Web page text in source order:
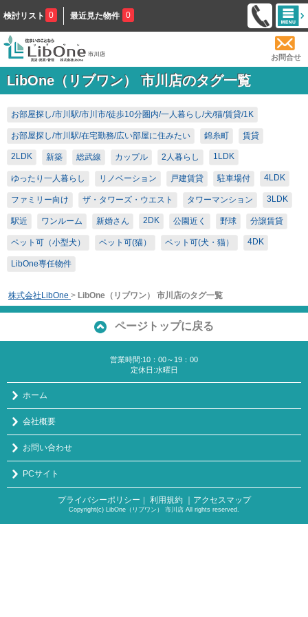
検討リスト 0 最近見た物件 0
お問合せ
LibOne（リブワン） 市川店のタグ一覧
お部屋探し/市川駅/市川市/徒歩10分圏内/一人暮らし/犬/猫/賃貸/1K
お部屋探し/市川駅/在宅勤務/広い部屋に住みたい 錦糸町 賃貸
2LDK 新築 総武線 カップル 2人暮らし 1LDK
ゆったり一人暮らし リノベーション 戸建賃貸 駐車場付 4LDK
ファミリー向け ザ・タワーズ・ウエスト タワーマンション 3LDK
駅近 ワンルーム 新婚さん 2DK 公園近く 野球 分譲賃貸
ペット可（小型犬） ペット可(猫） ペット可(犬・猫） 4DK
LibOne専任物件
株式会社LibOne > LibOne（リブワン） 市川店のタグ一覧
ページトップに戻る
営業時間:10：00～19：00
定休日:水曜日
ホーム
会社概要
お問い合わせ
PCサイト
プライバシーポリシー ｜ 利用規約 ｜アクセスマップ
Copyright(c) LibOne（リブワン） 市川店 All rights reserved.